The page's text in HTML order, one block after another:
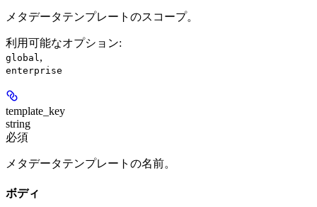
メタデータテンプレートのスコープ。
利用可能なオプション:
global,
enterprise
template_key
string
必須
メタデータテンプレートの名前。
ボディ